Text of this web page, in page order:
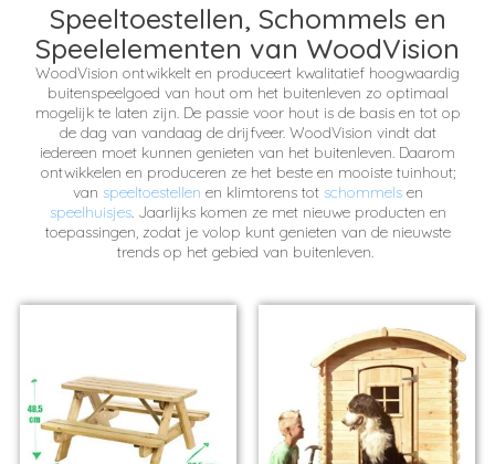
Speeltoestellen, Schommels en
Speelelementen van WoodVision
WoodVision ontwikkelt en produceert kwalitatief hoogwaardig
buitenspeelgoed van hout om het buitenleven zo optimaal
mogelijk te laten zijn. De passie voor hout is de basis en tot op
de dag van vandaag de drijfveer. WoodVision vindt dat
iedereen moet kunnen genieten van het buitenleven. Daarom
ontwikkelen en produceren ze het beste en mooiste tuinhout;
van speeltoestellen en klimtorens tot schommelsen
speelhuisjes. Jaarlijks komen ze met nieuwe producten en
toepassingen, zodat je volop kunt genieten van de nieuwste
trends op het gebied van buitenleven.